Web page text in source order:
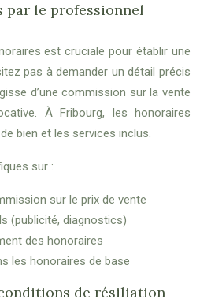
par le professionnel
est cruciale pour établir une
pas à demander un détail précis
d’une commission sur la vente
À Fribourg, les honoraires
bien et les services inclus.
sur :
sur le prix de vente
(publicité, diagnostics)
des honoraires
les honoraires de base
de résiliation